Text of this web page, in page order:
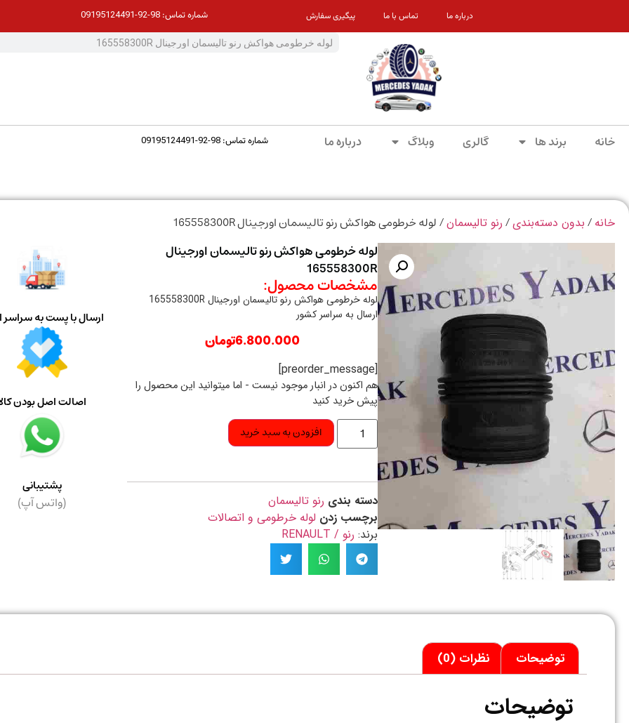
درباره ما تماس با ما پیگیری سفارش شماره تماس: 98-92-09195124491
خانه برند ها گالری وبلاگ درباره ما شماره تماس: 98-92-09195124491
خانه / بدون دسته‌بندی/ رنو تالیسمان/ لوله خرطومی هواکش رنو تالیسمان اورجینال 165558300R
لوله خرطومی هواکش رنو تالیسمان اورجینال
165558300R
مشخصات محصول:
لوله خرطومی هواکش رنو تالیسمان اورجینال 165558300R
ارسال به سراسر کشور
6.800.000تومان
[preorder_message]
هم اکنون در انبار موجود نیست - اما میتوانید این محصول را
پیش خرید کنید
افزودن به سبد خرید
دسته بندی رنو تالیسمان
برچسب زدن لوله خرطومی و اتصالات
برند: رنو / RENAULT
ارسال با پست به سراسر
اصالت اصل بودن
پشتیبانی
(واتس آپ)
توضیحات نظرات (0)
توضیحات